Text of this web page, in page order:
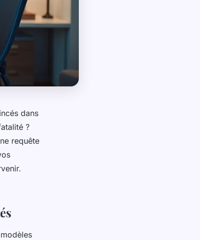
dans
?
requête